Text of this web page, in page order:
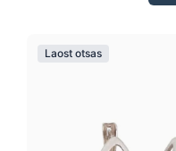
Laost otsas